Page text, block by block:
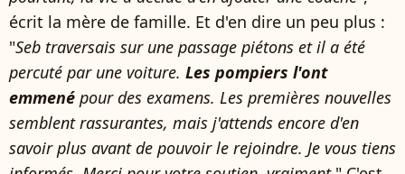
écrit la mère de famille. Et d'en dire un peu plus :
"Seb traversais sur une passage piétons et il a été
percuté par une voiture. Les pompiers l'ont
emmené pour des examens. Les premières nouvelles
semblent rassurantes, mais j'attends encore d'en
savoir plus avant de pouvoir le rejoindre. Je vous tiens